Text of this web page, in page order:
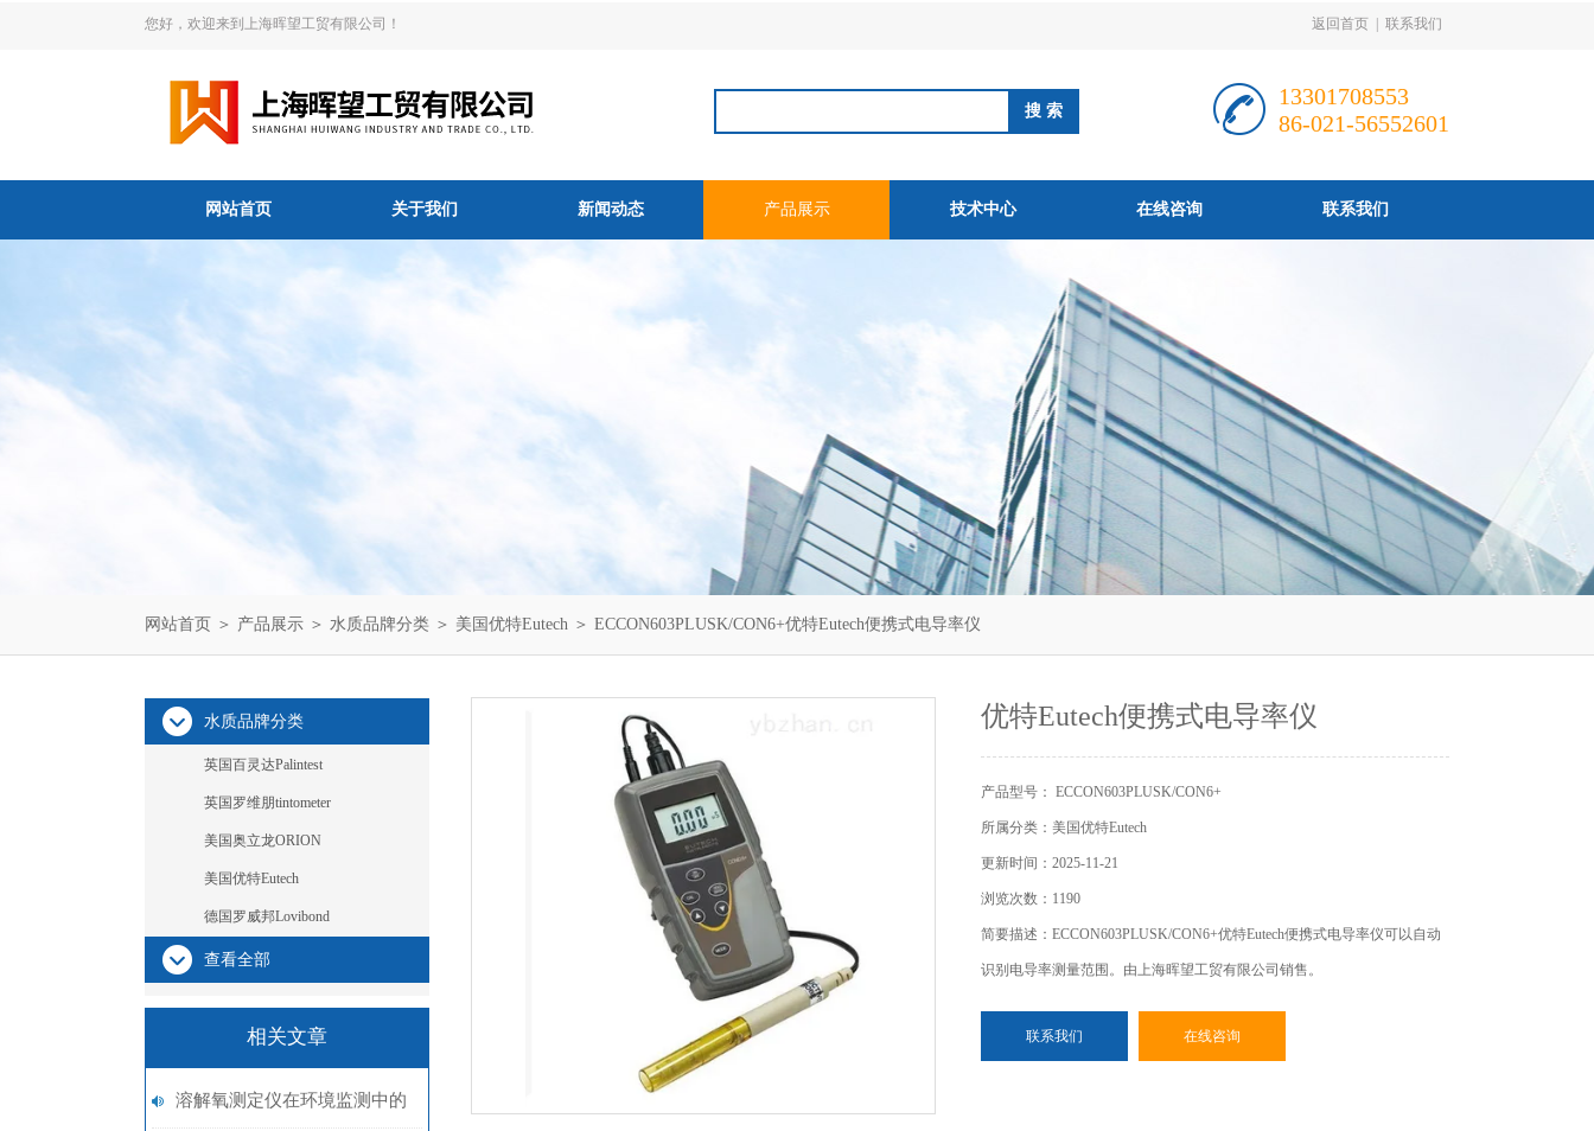
您好，欢迎来到上海晖望工贸有限公司！ 返回首页 联系我们
13301708553
86-021-56552601
网站首页 关于我们 新闻动态 产品展示 技术中心 在线咨询 联系我们
网站首页 ＞ 产品展示 ＞ 水质品牌分类 ＞ 美国优特Eutech ＞ ECCON603PLUSK/CON6+优特Eutech便携式电导率仪
水质品牌分类
英国百灵达Palintest
英国罗维朋tintometer
美国奥立龙ORION
美国优特Eutech
德国罗威邦Lovibond
查看全部
相关文章
溶解氧测定仪在环境监测中的
优特Eutech便携式电导率仪
产品型号： ECCON603PLUSK/CON6+
所属分类：美国优特Eutech
更新时间：2025-11-21
浏览次数：1190
简要描述：ECCON603PLUSK/CON6+优特Eutech便携式电导率仪可以自动
识别电导率测量范围。由上海晖望工贸有限公司销售。
联系我们 在线咨询